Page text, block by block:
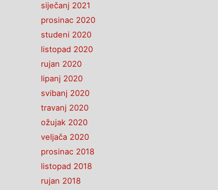
siječanj 2021
prosinac 2020
studeni 2020
listopad 2020
rujan 2020
lipanj 2020
svibanj 2020
travanj 2020
ožujak 2020
veljača 2020
prosinac 2018
listopad 2018
rujan 2018